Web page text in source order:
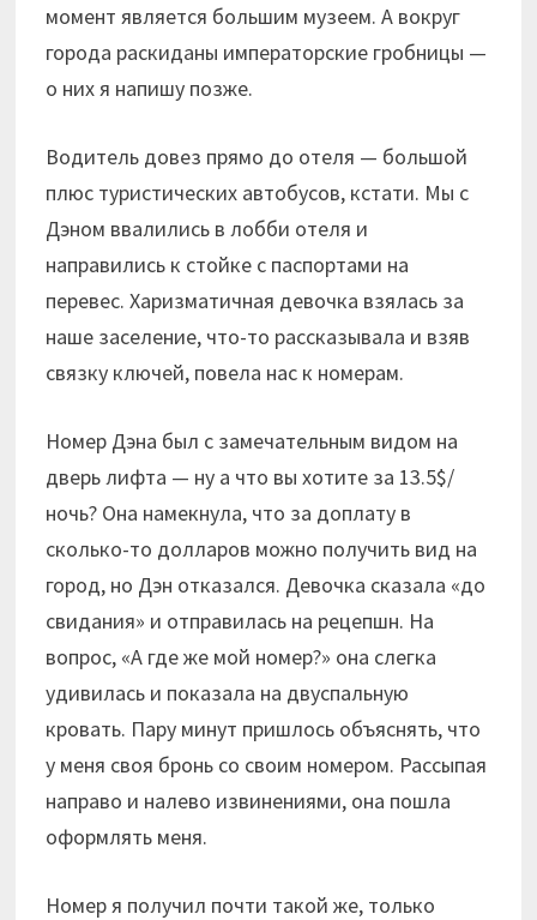
момент является большим музеем. А вокруг
города раскиданы императорские гробницы —
о них я напишу позже.
Водитель довез прямо до отеля — большой
плюс туристических автобусов, кстати. Мы с
Дэном ввалились в лобби отеля и
направились к стойке с паспортами на
перевес. Харизматичная девочка взялась за
наше заселение, что-то рассказывала и взяв
связку ключей, повела нас к номерам.
Номер Дэна был с замечательным видом на
дверь лифта — ну а что вы хотите за 13.5$/
ночь? Она намекнула, что за доплату в
сколько-то долларов можно получить вид на
город, но Дэн отказался. Девочка сказала «до
свидания» и отправилась на рецепшн. На
вопрос, «А где же мой номер?» она слегка
удивилась и показала на двуспальную
кровать. Пару минут пришлось объяснять, что
у меня своя бронь со своим номером. Рассыпая
направо и налево извинениями, она пошла
оформлять меня.
Номер я получил почти такой же, только